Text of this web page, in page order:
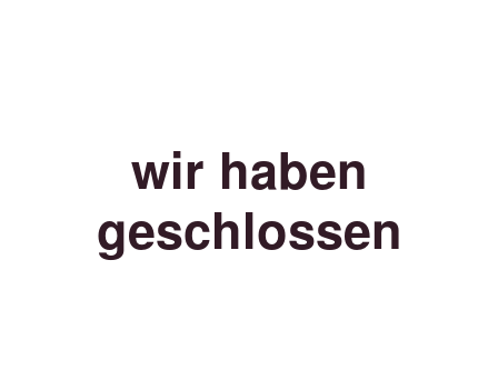
wir haben
geschlossen